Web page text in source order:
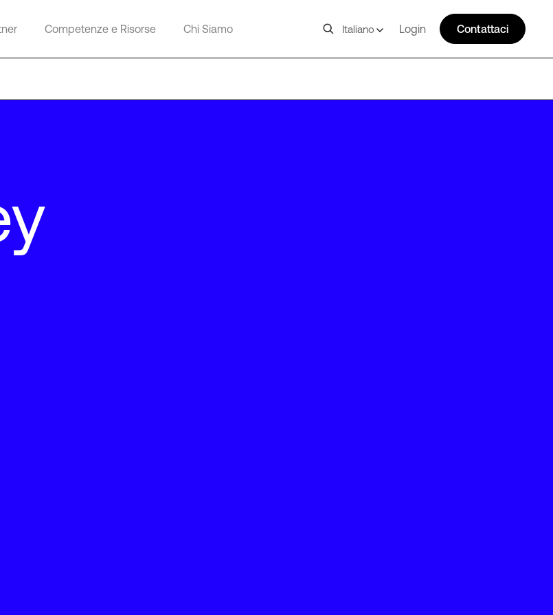
Competenze e Risorse Chi Siamo Italiano Login Contattaci
SC1